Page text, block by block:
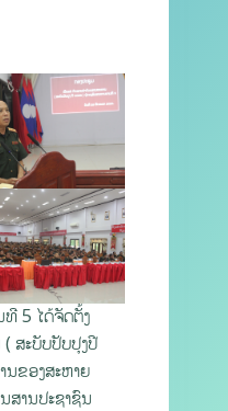
5 ໄດ້ຈັດຕັ້ງ
ສະບັບປັບປຸງປີ
ນຂອງສະຫາຍ
ສານປະຊາຊົນ